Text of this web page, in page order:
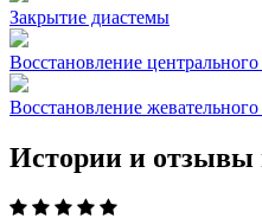
Закрытие диастемы
Восстановление центрального
Восстановление
Истории и отзывы